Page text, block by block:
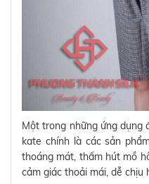
Một trong những ứng dụng
kate chính là các sản
thoáng mát, thấm hút mồ
cảm giác thoải mái, dễ chịu